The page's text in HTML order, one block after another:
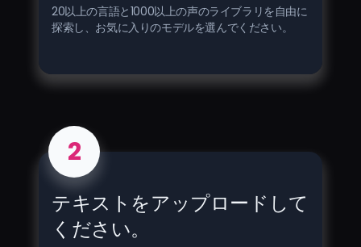
20以上の言語と1000以上の声のライブラリを自由に
探索し、お気に入りのモデルを選んでください。
2
テキストをアップロードして
ください。